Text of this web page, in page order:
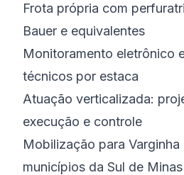
Frota própria com
Bauer e equivalentes
Monitoramento eletrônico
técnicos por estaca
Atuação verticalizada:
execução e controle
Mobilização para Varginha
municípios da Sul de Minas